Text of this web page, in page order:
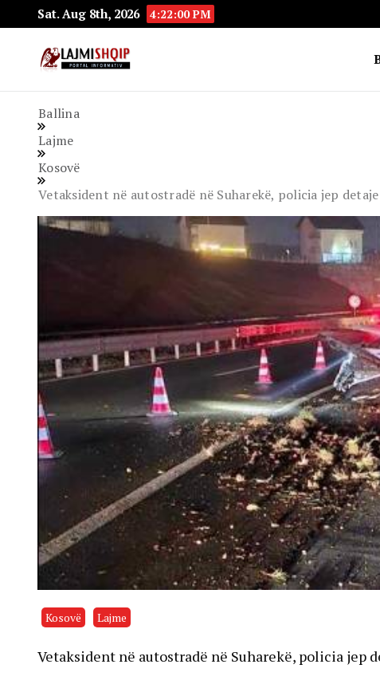
Sat. Aug 8th, 2026 4:22:01 PM
Ballina
Lajme
Kosovë
Vetaksident në autostradë në Suharekë, policia jep detaje
Kosovë Lajme
Vetaksident në autostradë në Suharekë, policia jep